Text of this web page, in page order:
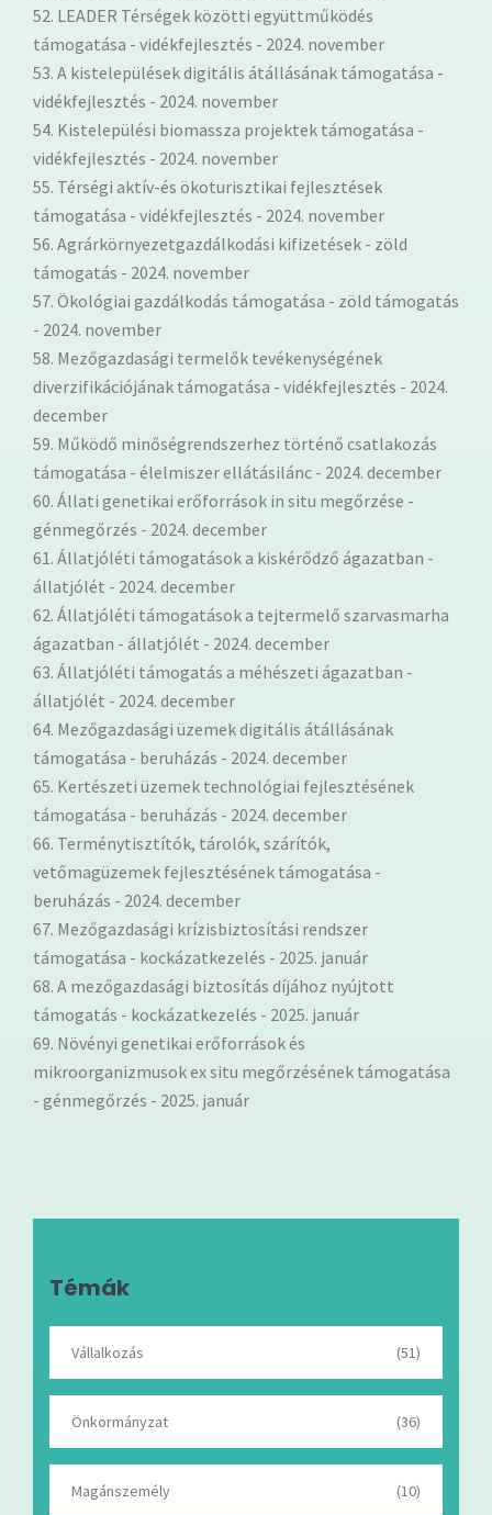
52. LEADER Térségek közötti együttműködés
támogatása - vidékfejlesztés - 2024. november
53. A kistelepülések digitális átállásának támogatása -
vidékfejlesztés - 2024. november
54. Kistelepülési biomassza projektek támogatása -
vidékfejlesztés - 2024. november
55. Térségi aktív-és ökoturisztikai fejlesztések
támogatása - vidékfejlesztés - 2024. november
56. Agrárkörnyezetgazdálkodási kifizetések - zöld
támogatás - 2024. november
57. Ökológiai gazdálkodás támogatása - zöld támogatás
- 2024. november
58. Mezőgazdasági termelők tevékenységének
diverzifikációjának támogatása - vidékfejlesztés - 2024.
december
59. Működő minőségrendszerhez történő csatlakozás
támogatása - élelmiszer ellátásilánc - 2024. december
60. Állati genetikai erőforrások in situ megőrzése -
génmegőrzés - 2024. december
61. Állatjóléti támogatások a kiskérődző ágazatban -
állatjólét - 2024. december
62. Állatjóléti támogatások a tejtermelő szarvasmarha
ágazatban - állatjólét - 2024. december
63. Állatjóléti támogatás a méhészeti ágazatban -
állatjólét - 2024. december
64. Mezőgazdasági üzemek digitális átállásának
támogatása - beruházás - 2024. december
65. Kertészeti üzemek technológiai fejlesztésének
támogatása - beruházás - 2024. december
66. Terménytisztítók, tárolók, szárítók,
vetőmagüzemek fejlesztésének támogatása -
beruházás - 2024. december
67. Mezőgazdasági krízisbiztosítási rendszer
támogatása - kockázatkezelés - 2025. január
68. A mezőgazdasági biztosítás díjához nyújtott
támogatás - kockázatkezelés - 2025. január
69. Növényi genetikai erőforrások és
mikroorganizmusok ex situ megőrzésének támogatása
- génmegőrzés - 2025. január
Témák
Vállalkozás (51)
Önkormányzat (36)
Magánszemély (10)